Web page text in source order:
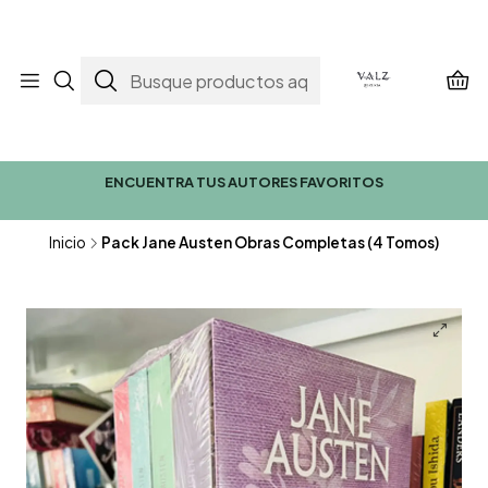
ENCUENTRA TUS AUTORES FAVORITOS
Inicio Pack Jane Austen Obras Completas (4 Tomos)